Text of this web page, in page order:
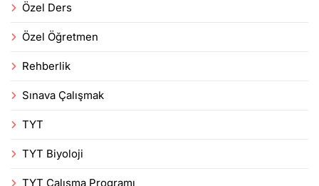
Özel Ders
Özel Öğretmen
Rehberlik
Sınava Çalışmak
TYT
TYT Biyoloji
TYT Çalışma Programı